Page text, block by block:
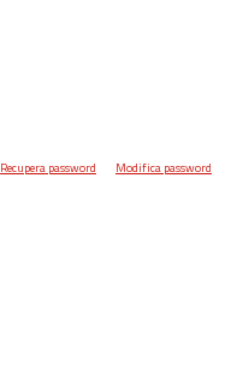
Recupera password Modifica password